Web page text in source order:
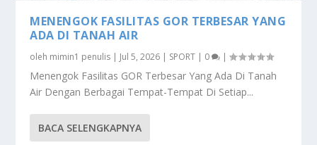
MENENGOK FASILITAS GOR TERBESAR YANG
ADA DI TANAH AIR
oleh mimin1 penulis | Jul 5, 2026 | SPORT | 0 |
Menengok Fasilitas GOR Terbesar Yang Ada Di Tanah
Air Dengan Berbagai Tempat-Tempat Di Setiap...
BACA SELENGKAPNYA